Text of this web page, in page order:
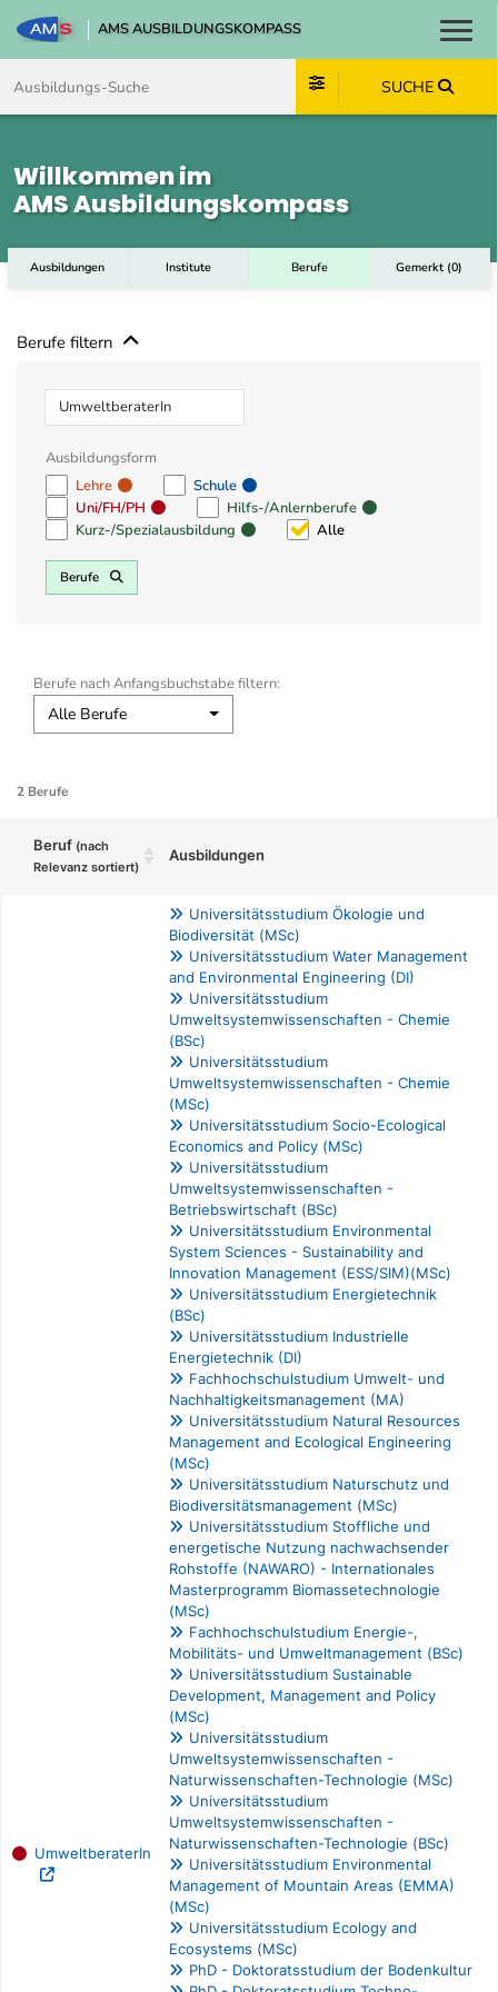
AMS AUSBILDUNGSKOMPASS
SUCHE
Willkommen im
AMS Ausbildungskompass
Ausbildungen Institute Berufe Gemerkt (0)
Berufe filtern
Beruf
Ausbildungsform
Lehre
Schule
Uni/FH/PH
Hilfs-/Anlernberufe
Kurz-/Spezialausbildung
Alle
Berufe
Berufe nach Anfangsbuchstabe filtern:
Alle Berufe
2 Berufe
Beruf (nach
Relevanz sortiert)
Ausbildungen
UmweltberaterIn
Universitätsstudium Ökologie und
Biodiversität (MSc)
Universitätsstudium Water Management
and Environmental Engineering (DI)
Universitätsstudium
Umweltsystemwissenschaften - Chemie
(BSc)
Universitätsstudium
Umweltsystemwissenschaften - Chemie
(MSc)
Universitätsstudium Socio-Ecological
Economics and Policy (MSc)
Universitätsstudium
Umweltsystemwissenschaften -
Betriebswirtschaft (BSc)
Universitätsstudium Environmental
System Sciences - Sustainability and
Innovation Management (ESS/SIM)(MSc)
Universitätsstudium Energietechnik
(BSc)
Universitätsstudium Industrielle
Energietechnik (DI)
Fachhochschulstudium Umwelt- und
Nachhaltigkeitsmanagement (MA)
Universitätsstudium Natural Resources
Management and Ecological Engineering
(MSc)
Universitätsstudium Naturschutz und
Biodiversitätsmanagement (MSc)
Universitätsstudium Stoffliche und
energetische Nutzung nachwachsender
Rohstoffe (NAWARO) - Internationales
Masterprogramm Biomassetechnologie
(MSc)
Fachhochschulstudium Energie-,
Mobilitäts- und Umweltmanagement (BSc)
Universitätsstudium Sustainable
Development, Management and Policy
(MSc)
Universitätsstudium
Umweltsystemwissenschaften -
Naturwissenschaften-Technologie (MSc)
Universitätsstudium
Umweltsystemwissenschaften -
Naturwissenschaften-Technologie (BSc)
Universitätsstudium Environmental
Management of Mountain Areas (EMMA)
(MSc)
Universitätsstudium Ecology and
Ecosystems (MSc)
PhD - Doktoratsstudium der Bodenkultur